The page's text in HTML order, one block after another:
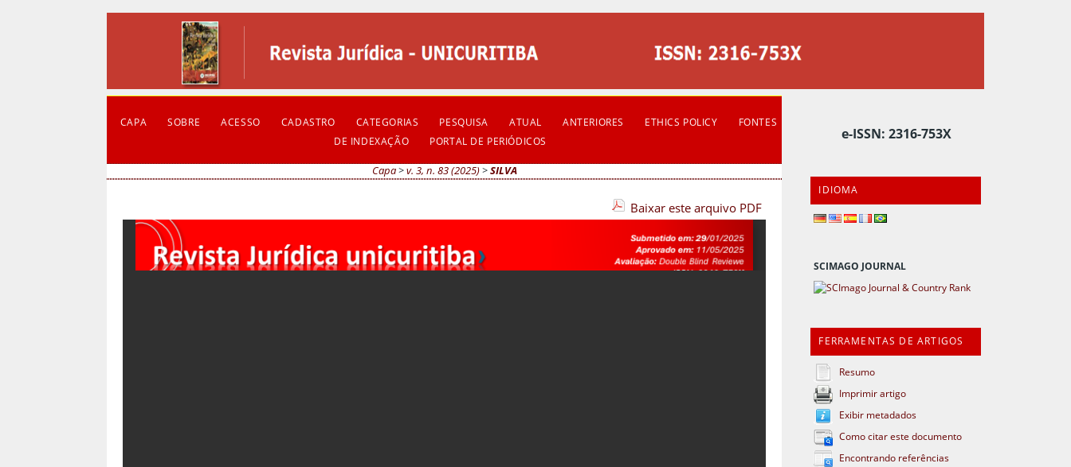
e-ISSN: 2316-753X
IDIOMA
SCIMAGO JOURNAL
FERRAMENTAS DE ARTIGOS
Resumo
Imprimir artigo
Exibir metadados
Como citar este documento
Encontrando referências
CAPA SOBRE ACESSO CADASTRO CATEGORIAS PESQUISA ATUAL ANTERIORES ETHICS POLICY
FONTES
DE INDEXAÇÃO
PORTAL DE PERIÓDICOS
Capa>v. 3, n. 83 (2025)>SILVA
Baixar este arquivo PDF